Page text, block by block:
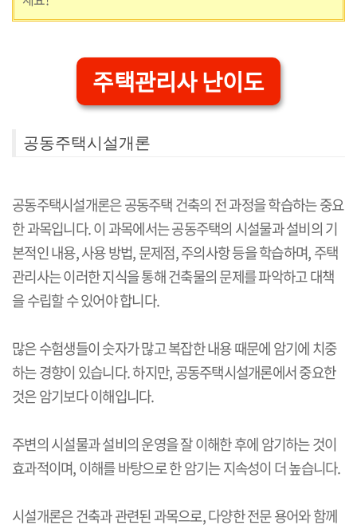
주택관리사 난이도
공동주택시설개론
공동주택시설개론은 공동주택 건축의 전 과정을 학습하는 중요
한 과목입니다. 이 과목에서는 공동주택의 시설물과 설비의 기
본적인 내용, 사용 방법, 문제점, 주의사항 등을 학습하며, 주택
관리사는 이러한 지식을 통해 건축물의 문제를 파악하고 대책
을 수립할 수 있어야 합니다.
많은 수험생들이 숫자가 많고 복잡한 내용 때문에 암기에 치중
하는 경향이 있습니다. 하지만, 공동주택시설개론에서 중요한
것은 암기보다 이해입니다.
주변의 시설물과 설비의 운영을 잘 이해한 후에 암기하는 것이
효과적이며, 이해를 바탕으로 한 암기는 지속성이 더 높습니다.
시설개론은 건축과 관련된 과목으로, 다양한 전문 용어와 함께